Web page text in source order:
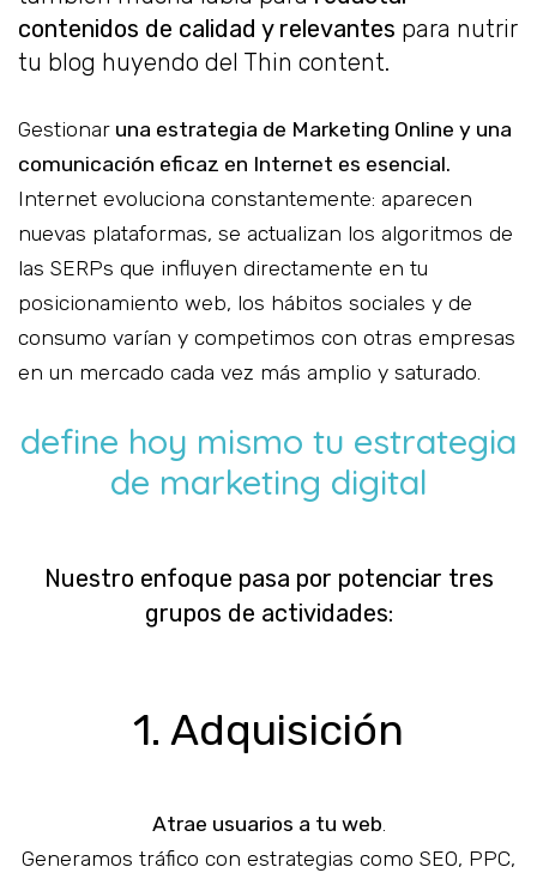
contenidos de calidad y relevantes para nutrir
tu blog huyendo del Thin content.
Gestionar una estrategia de Marketing Online y una
comunicación eficaz en Internet es esencial.
Internet evoluciona constantemente: aparecen
nuevas plataformas, se actualizan los algoritmos de
las SERPs que influyen directamente en tu
posicionamiento web, los hábitos sociales y de
consumo varían y competimos con otras empresas
en un mercado cada vez más amplio y saturado.
define hoy mismo tu estrategia
de marketing digital
Nuestro enfoque pasa por potenciar tres
grupos de actividades:
1. Adquisición
Atrae usuarios a tu web.
Generamos tráfico con estrategias como SEO, PPC,